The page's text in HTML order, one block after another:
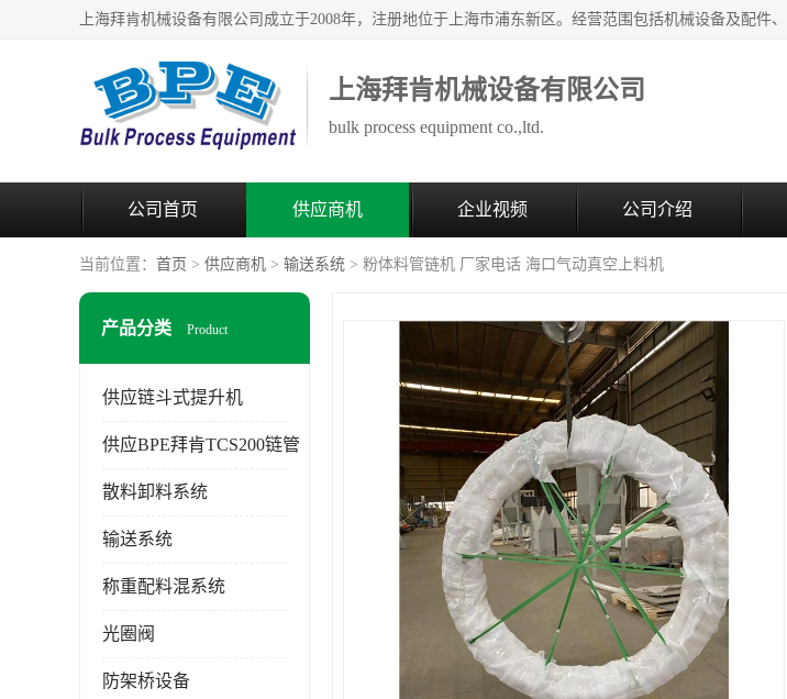
上海拜肯机械设备有限公司
bulk process equipment co.,ltd.
公司首页 供应商机 企业视频 公司介绍
当前位置： 首页 > 供应商机 > 输送系统 > 粉体料管链机 厂家电话 海口气动真空上料机
产品分类 Product
供应链斗式提升机
供应BPE拜肯TCS200链管
散料卸料系统
输送系统
称重配料混系统
光圈阀
防架桥设备